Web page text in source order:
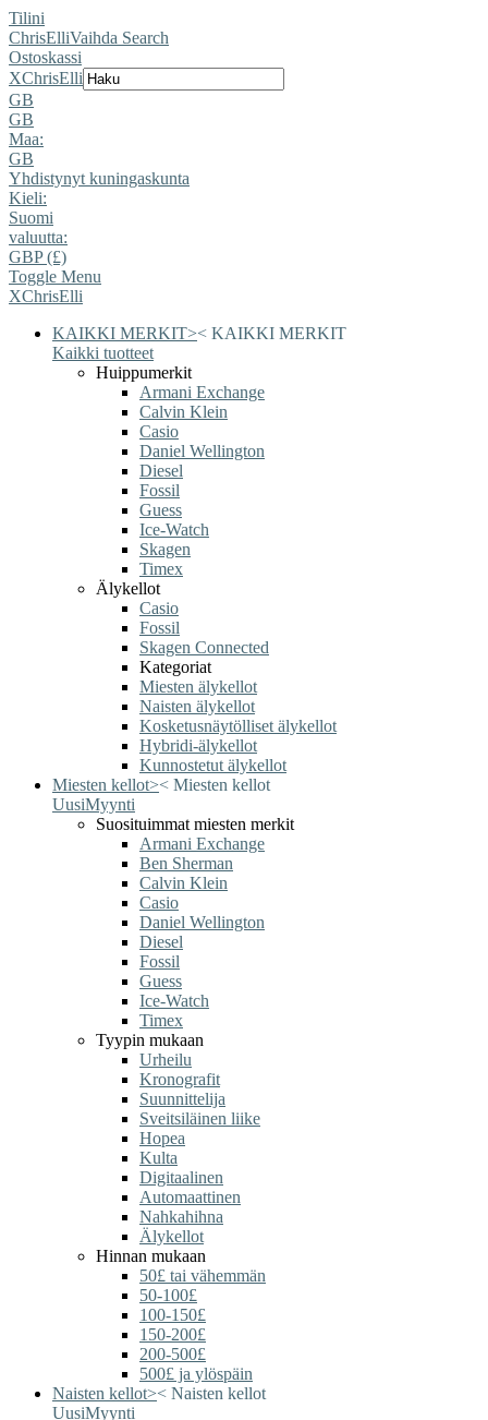
Tilini
ChrisElliVaihda Search
Ostoskassi
XChrisElli
GB
GB
Maa:
GB
Yhdistynyt kuningaskunta
Kieli:
Suomi
valuutta:
GBP (£)
Toggle Menu
XChrisElli
KAIKKI MERKIT>< KAIKKI MERKIT
Kaikki tuotteet
Huippumerkit
Armani Exchange
Calvin Klein
Casio
Daniel Wellington
Diesel
Fossil
Guess
Ice-Watch
Skagen
Timex
Älykellot
Casio
Fossil
Skagen Connected
Kategoriat
Miesten älykellot
Naisten älykellot
Kosketusnäytölliset älykellot
Hybridi-älykellot
Kunnostetut älykellot
Miesten kellot>< Miesten kellot
UusiMyynti
Suosituimmat miesten merkit
Armani Exchange
Ben Sherman
Calvin Klein
Casio
Daniel Wellington
Diesel
Fossil
Guess
Ice-Watch
Timex
Tyypin mukaan
Urheilu
Kronografit
Suunnittelija
Sveitsiläinen liike
Hopea
Kulta
Digitaalinen
Automaattinen
Nahkahihna
Älykellot
Hinnan mukaan
50£ tai vähemmän
50-100£
100-150£
150-200£
200-500£
500£ ja ylöspäin
Naisten kellot>< Naisten kellot
UusiMyynti